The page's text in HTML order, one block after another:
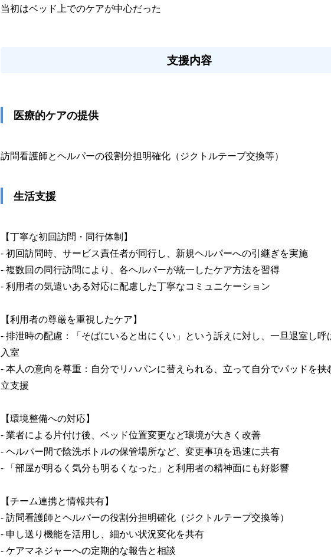
当初はベッド上でのケアが中心だった
支援内容
医療的ケアの提供
訪問看護師とヘルパーの役割分担明確化（ジクトルテープ交換等）
生活支援
【丁寧な初回訪問・同行体制】
- 初回訪問時、サービス責任者が同行し、新規ヘルパーへの引継ぎを実施
- 複数回の同行訪問により、各ヘルパーが統一したケア方法を習得
- 利用者の気遣いある対応に配慮した丁寧なコミュニケーション
【利用者の尊厳を重視したケア】
- 排泄時の配慮：「そばにいると出にくい」という訴えに対し、一旦退室し呼
入室
- 本人の意向を尊重：自分でリハパンに替えられる、立って自分でパッドを挟
立支援
【環境整備への対応】
- 業者による片付け後、ベッド位置変更など環境が大きく改善
- ヘルパー間で陰洗ボトルの保管場所など、変更事項を迅速に共有
- 「部屋が明るく気分も明るくなった」と利用者の精神面にも好影響
【チーム連携と情報共有】
- 訪問看護師とヘルパーの役割分担明確化（ジクトルテープ交換等）
- 申し送り機能を活用し、細かい状況変化を共有
- ケアマネジャーへの定期的な報告と相談